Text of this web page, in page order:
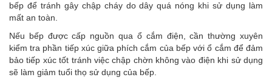
bếp để tránh gây chập cháy do dây quá nóng khi sử dụng làm
mất an toàn.
Nếu bếp được cấp nguồn qua ổ cắm điện, cần thường xuyên
kiểm tra phần tiếp xúc giữa phích cắm của bếp với ổ cắm để đảm
bảo tiếp xúc tốt tránh việc chập chờn không vào điện khi sử dụng
sẽ làm giảm tuổi thọ sử dụng của bếp.